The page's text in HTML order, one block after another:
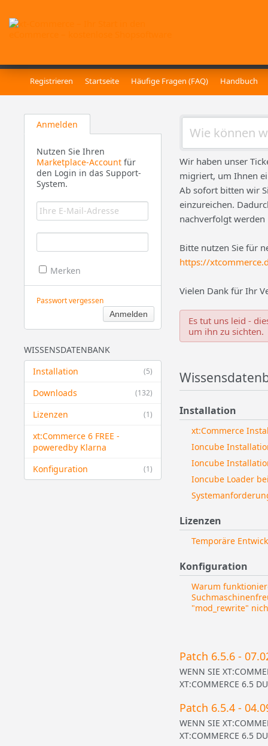
Registrieren Startseite Häufige Fragen (FAQ) Handbuch
Anmelden
Nutzen Sie Ihren
Marketplace-Accountfür
den Login in das Support-
System.
Merken
Passwort vergessen
WISSENSDATENBANK
(5)
Installation
(132)
Downloads
(1)
Lizenzen
xt:Commerce 6 FREE -
powered​by Klarna
(1)
Konfiguration
Wir haben unser
migriert, um Ihnen
Ab sofort bitten wir
einzureichen.
nachverfolgt werden
Bitte nutzen Sie für
https://
Vielen Dank für Ihr
Es tut uns leid -
um ihn zu sichten.
Installation
xt:Commerce
Ioncube
Ioncube
Ioncube Loader
Lizenzen
Temporäre
Konfiguration
Warum
"mod_rewrite"
Patch 6.5.6 -
WENN SIE
XT:COMMERCE 6.5
Patch 6.5.4 -
WENN SIE
XT:COMMERCE 6.5